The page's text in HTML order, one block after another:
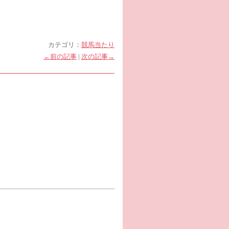
カテゴリ： 競馬当たり
←前の記事
次の記事→